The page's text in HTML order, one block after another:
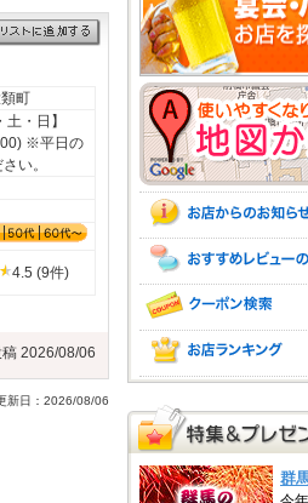
町
・日】
※平日の
い。
4.5 (9件)
2026/08/06
新日：2026/08/06